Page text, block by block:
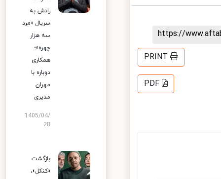
https://
PRINT
PDF
رادش به
سریال «مرد
سه هزار
چهره»؛
همکاری
دوباره با
مهران
مدیری
1405/04/
28
بازگشت
«کنکل»،